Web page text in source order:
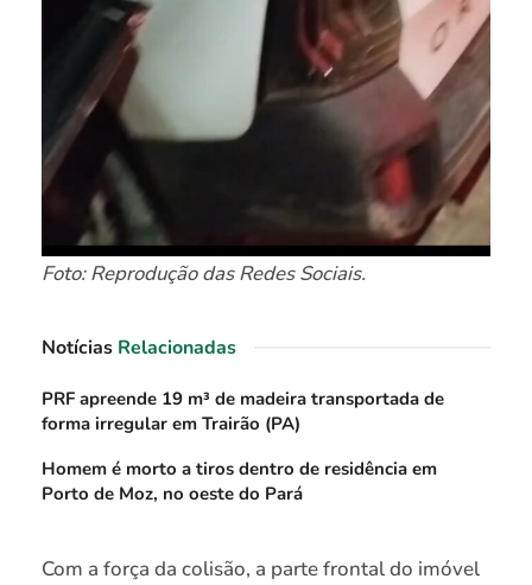
Foto: Reprodução das Redes Sociais.
Notícias Relacionadas
PRF apreende 19 m³ de madeira transportada de
forma irregular em Trairão (PA)
Homem é morto a tiros dentro de residência em
Porto de Moz, no oeste do Pará
Com a força da colisão, a parte frontal do imóvel